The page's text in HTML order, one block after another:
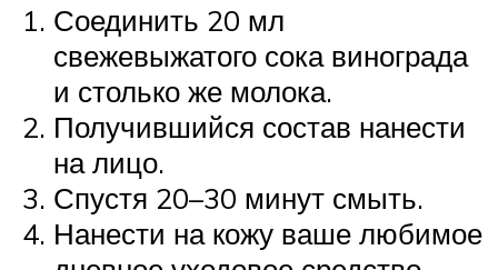
Соединить 20 мл
свежевыжатого сока винограда
и столько же молока.
Получившийся состав нанести
на лицо.
Спустя 20–30 минут смыть.
Нанести на кожу ваше любимое